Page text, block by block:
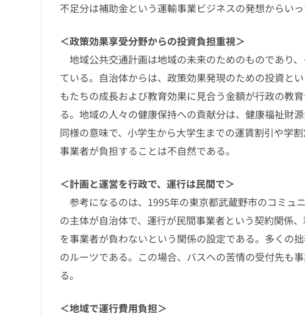
不足分は補助金という運輸事業ビジネスの発想からいっ
＜政策効果享受分野からの投資負担重視＞
地域公共交通計画は地域の未来のためのものであり
ている。自治体からは、政策効果発現のための投資と
もたちの成長および教育効果に見合う金額が行政の教
る。地域の人々の健康保持への貢献分は、健康福祉財
同様の意味で、小学生から大学生までの運賃割引や学
事業者が負担することは不自然である。
＜計画と運営を行政で、運行は民間で＞
参考になるのは、1995年の東京都武蔵野市のコミュ
の主体が自治体で、運行が民間事業者という契約関係
を事業者が負わないという関係の設定である。多くの
のルーツである。この場合、バスへの苦情の受付先も
る。
＜地域で運行費用負担＞